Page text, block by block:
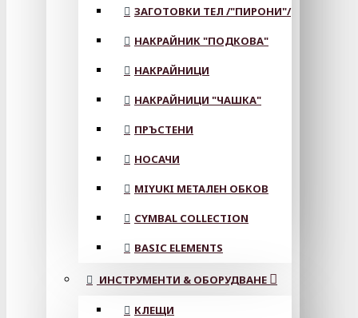
ЗАГОТОВКИ ТЕЛ /"ПИРОНИ"/
НАКРАЙНИК "ПОДКОВА"
НАКРАЙНИЦИ
НАКРАЙНИЦИ "ЧАШКА"
ПРЪСТЕНИ
НОСАЧИ
MIYUKI МЕТАЛЕН ОБКОВ
CYMBAL COLLECTION
BASIC ELEMENTS
ИНСТРУМЕНТИ & ОБОРУДВАНЕ
КЛЕЩИ